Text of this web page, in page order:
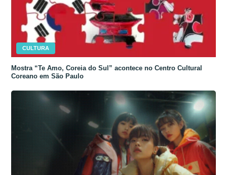
CULTURA
Mostra “Te Amo, Coreia do Sul” acontece no Centro Cultural
Coreano em São Paulo